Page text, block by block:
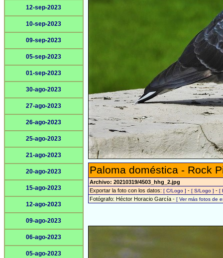
12-sep-2023
10-sep-2023
09-sep-2023
05-sep-2023
01-sep-2023
30-ago-2023
27-ago-2023
26-ago-2023
25-ago-2023
21-ago-2023
20-ago-2023
15-ago-2023
12-ago-2023
09-ago-2023
06-ago-2023
05-ago-2023
Paloma doméstica - Rock
Archivo: 20210319/4503_hhg_2.jpg
Exportar la foto con los datos: [ C/Logo ] - [ S/Logo ] - [
Fotógrafo: Héctor Horacio García - [ Ver más fotos de